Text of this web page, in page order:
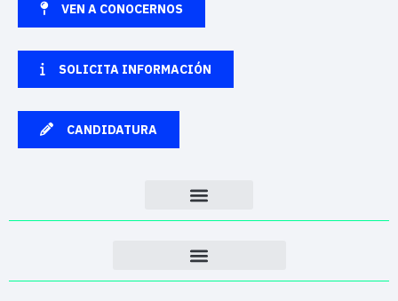
VEN A CONOCERNOS
SOLICITA INFORMACIÓN
CANDIDATURA